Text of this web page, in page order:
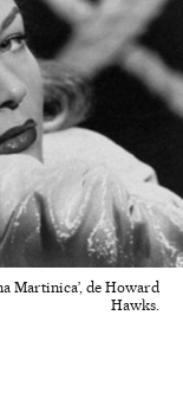
Martinica’, de Howard
Hawks.